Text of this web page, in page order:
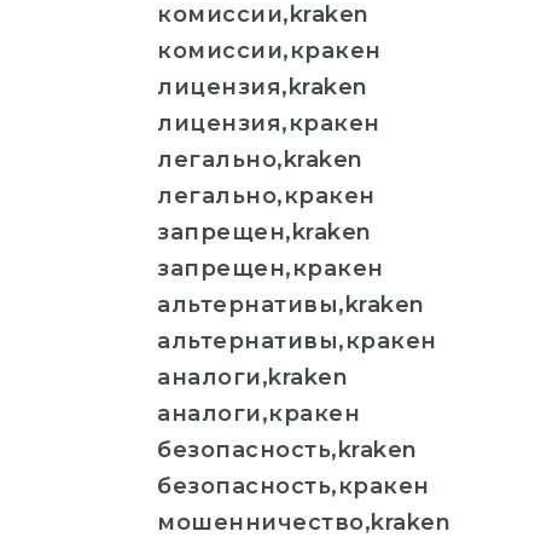
комиссии,kraken
комиссии,кракен
лицензия,kraken
лицензия,кракен
легально,kraken
легально,кракен
запрещен,kraken
запрещен,кракен
альтернативы,kraken
альтернативы,кракен
аналоги,kraken
аналоги,кракен
безопасность,kraken
безопасность,кракен
мошенничество,kraken